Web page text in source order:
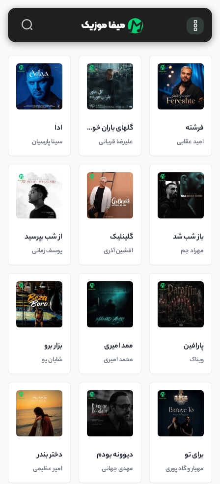
فرشته
امید عقابی
گلهای باران خورده
علیرضا قربانی
ادا
سینا پارسیان
باز شب شد
مهراد جم
گلینلیک
افشین آذری
از شب بپرسید
یوسف زمانی
پارافین
ویناک
ممد امیری
محمد امیری
بزار برو
شایان یو
برای تو
مهیار و گاد پوری
دیوونه بودم
مهدی جهانی
دختر بندر
امیر عظیمی